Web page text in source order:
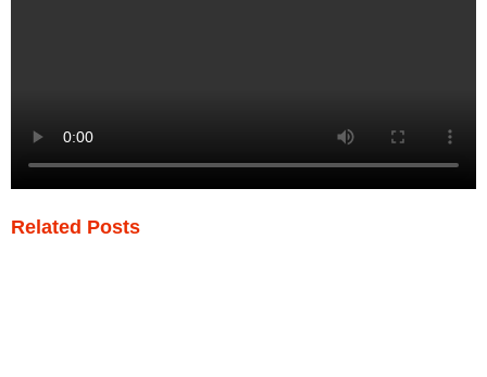
Related Posts